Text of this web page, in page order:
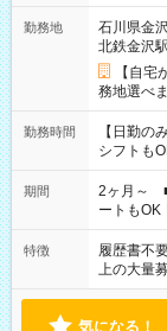
勤務地
石川県金
北鉄金沢駅
【自
務地選べ
勤務時間
【日勤のみ】
シフト
「家族と
など、あな
ーク希望
のお仕事
ません
期間
2ヶ月～
ートもOK
特徴 履歴書不
上の大量
気になる！